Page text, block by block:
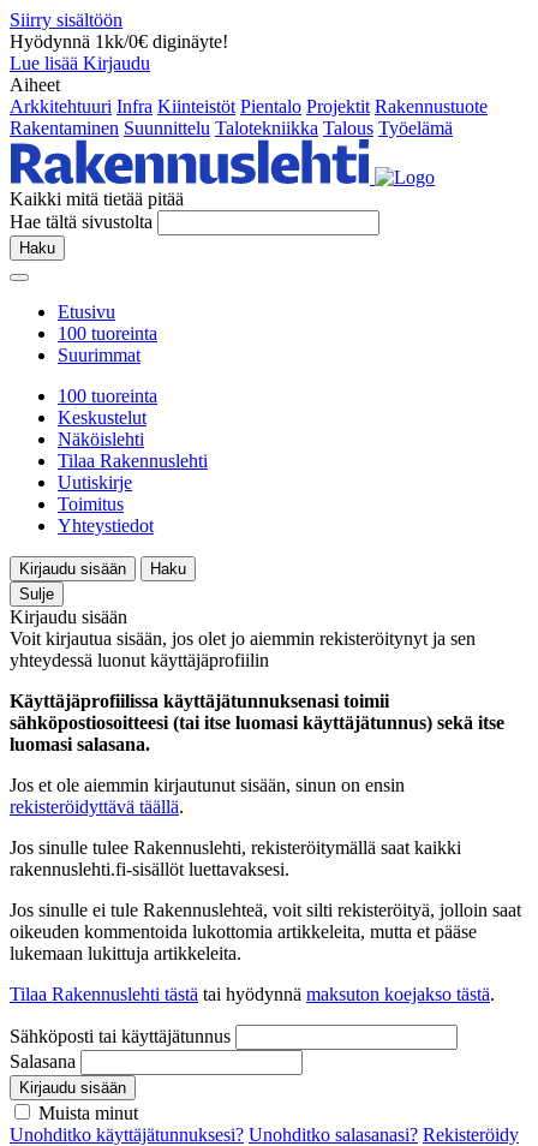
Siirry sisältöön
Hyödynnä 1kk/0€ diginäyte!
Lue lisää Kirjaudu
Aiheet
Arkkitehtuuri Infra Kiinteistöt Pientalo Projektit Rakennustuote
Rakentaminen Suunnittelu Talotekniikka Talous Työelämä
Kaikki mitä tietää pitää
Hae tältä sivustolta
Haku
Etusivu
100 tuoreinta
Suurimmat
100 tuoreinta
Keskustelut
Näköislehti
Tilaa Rakennuslehti
Uutiskirje
Toimitus
Yhteystiedot
Kirjaudu sisään
Haku
Sulje
Kirjaudu sisään
Voit kirjautua sisään, jos olet jo aiemmin rekisteröitynyt ja sen
yhteydessä luonut käyttäjäprofiilin
Käyttäjäprofiilissa käyttäjätunnuksenasi toimii
sähköpostiosoitteesi (tai itse luomasi käyttäjätunnus) sekä itse
luomasi salasana.
Jos et ole aiemmin kirjautunut sisään, sinun on ensin
rekisteröidyttävä täällä.
Jos sinulle tulee Rakennuslehti, rekisteröitymällä saat kaikki
rakennuslehti.fi-sisällöt luettavaksesi.
Jos sinulle ei tule Rakennuslehteä, voit silti rekisteröityä, jolloin saat
oikeuden kommentoida lukottomia artikkeleita, mutta et pääse
lukemaan lukittuja artikkeleita.
Tilaa Rakennuslehti tästä tai hyödynnä maksuton koejakso tästä.
Sähköposti tai käyttäjätunnus
Salasana
Kirjaudu sisään
Muista minut
Unohditko käyttäjätunnuksesi? Unohditko salasanasi? Rekisteröidy